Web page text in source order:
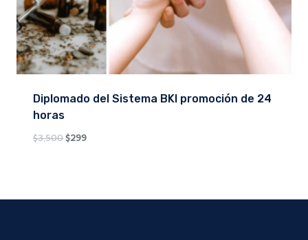
Diplomado del Sistema BKI promoción de 24
horas
$3,500Original
$299Current